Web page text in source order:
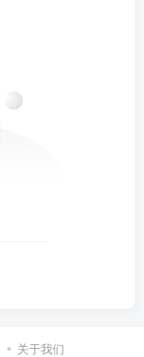
关于我们